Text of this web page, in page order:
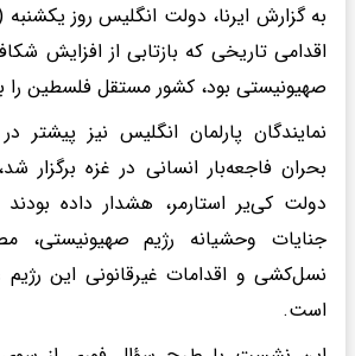
اقدامی تاریخی که بازتابی از افزایش
صهیونیستی بود، کشور مستقل فلسطین
نمایندگان پارلمان انگلیس نیز پیشتر
بحران فاجعه‌بار انسانی در غزه برگزار
دولت کی‌یر استارمر، هشدار داده
جنایات وحشیانه رژیم صهیونیستی،
نسل‌کشی و اقدامات غیرقانونی این
است.